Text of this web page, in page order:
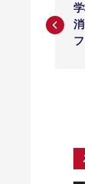
稿